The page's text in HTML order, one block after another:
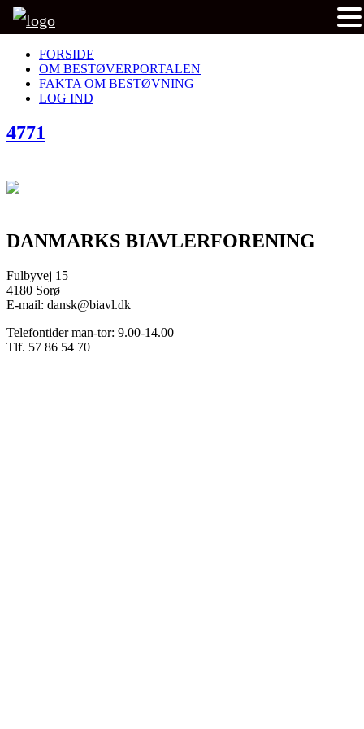
FORSIDE
OM BESTØVERPORTALEN
FAKTA OM BESTØVNING
LOG IND
4771
DANMARKS BIAVLERFORENING
Fulbyvej 15
4180 Sorø
E-mail: dansk@biavl.dk
Telefontider man-tor: 9.00-14.00
Tlf. 57 86 54 70